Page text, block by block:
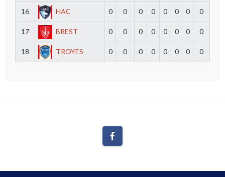
16 HAC 0 0 0 0 0 0 0 0
17 BREST 0 0 0 0 0 0 0 0
18 TROYES 0 0 0 0 0 0 0 0